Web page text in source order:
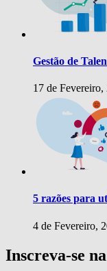
Gestão de
17 de Fevereiro,
5 razões para
4 de Fevereiro,
Inscreva-se